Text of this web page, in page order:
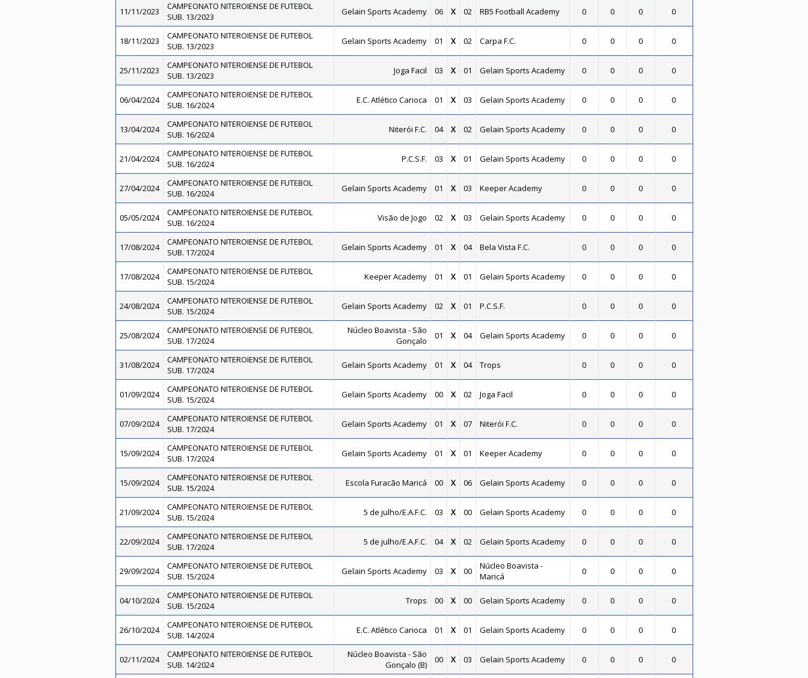
11/11/2023
CAMPEONATO NITEROIENSE DE FUTEBOL
SUB. 13/2023
Gelain Sports Academy 06 X 02 RB5 Football Academy 0 0 0 0
18/11/2023
CAMPEONATO NITEROIENSE DE FUTEBOL
SUB. 13/2023
Gelain Sports Academy 01 X 02 Carpa F.C. 0 0 0 0
25/11/2023
CAMPEONATO NITEROIENSE DE FUTEBOL
SUB. 13/2023
Joga Facil 03 X 01 Gelain Sports Academy 0 0 0 0
06/04/2024
CAMPEONATO NITEROIENSE DE FUTEBOL
SUB. 16/2024
E.C. Atlético Carioca 01 X 03 Gelain Sports Academy 0 0 0 0
13/04/2024
CAMPEONATO NITEROIENSE DE FUTEBOL
SUB. 16/2024
Niterói F.C. 04 X 02 Gelain Sports Academy 0 0 0 0
21/04/2024
CAMPEONATO NITEROIENSE DE FUTEBOL
SUB. 16/2024
P.C.S.F. 03 X 01 Gelain Sports Academy 0 0 0 0
27/04/2024
CAMPEONATO NITEROIENSE DE FUTEBOL
SUB. 16/2024
Gelain Sports Academy 01 X 03 Keeper Academy 0 0 0 0
05/05/2024
CAMPEONATO NITEROIENSE DE FUTEBOL
SUB. 16/2024
Visão de Jogo 02 X 03 Gelain Sports Academy 0 0 0 0
17/08/2024
CAMPEONATO NITEROIENSE DE FUTEBOL
SUB. 17/2024
Gelain Sports Academy 01 X 04 Bela Vista F.C. 0 0 0 0
17/08/2024
CAMPEONATO NITEROIENSE DE FUTEBOL
SUB. 15/2024
Keeper Academy 01 X 01 Gelain Sports Academy 0 0 0 0
24/08/2024
CAMPEONATO NITEROIENSE DE FUTEBOL
SUB. 15/2024
Gelain Sports Academy 02 X 01 P.C.S.F. 0 0 0 0
25/08/2024
CAMPEONATO NITEROIENSE DE FUTEBOL
SUB. 17/2024
Núcleo Boavista - São
Gonçalo
01 X 04 Gelain Sports Academy 0 0 0 0
31/08/2024
CAMPEONATO NITEROIENSE DE FUTEBOL
SUB. 17/2024
Gelain Sports Academy 01 X 04 Trops 0 0 0 0
01/09/2024
CAMPEONATO NITEROIENSE DE FUTEBOL
SUB. 15/2024
Gelain Sports Academy 00 X 02 Joga Facil 0 0 0 0
07/09/2024
CAMPEONATO NITEROIENSE DE FUTEBOL
SUB. 17/2024
Gelain Sports Academy 01 X 07 Niterói F.C. 0 0 0 0
15/09/2024
CAMPEONATO NITEROIENSE DE FUTEBOL
SUB. 17/2024
Gelain Sports Academy 01 X 01 Keeper Academy 0 0 0 0
15/09/2024
CAMPEONATO NITEROIENSE DE FUTEBOL
SUB. 15/2024
Escola Furacão Maricá 00 X 06 Gelain Sports Academy 0 0 0 0
21/09/2024
CAMPEONATO NITEROIENSE DE FUTEBOL
SUB. 15/2024
5 de julho/E.A.F.C. 03 X 00 Gelain Sports Academy 0 0 0 0
22/09/2024
CAMPEONATO NITEROIENSE DE FUTEBOL
SUB. 17/2024
5 de julho/E.A.F.C. 04 X 02 Gelain Sports Academy 0 0 0 0
29/09/2024
CAMPEONATO NITEROIENSE DE FUTEBOL
SUB. 15/2024
Gelain Sports Academy 03 X 00
Núcleo Boavista -
Maricá
0 0 0 0
04/10/2024
CAMPEONATO NITEROIENSE DE FUTEBOL
SUB. 15/2024
Trops 00 X 00 Gelain Sports Academy 0 0 0 0
26/10/2024
CAMPEONATO NITEROIENSE DE FUTEBOL
SUB. 14/2024
E.C. Atlético Carioca 01 X 01 Gelain Sports Academy 0 0 0 0
02/11/2024
CAMPEONATO NITEROIENSE DE FUTEBOL
SUB. 14/2024
Núcleo Boavista - São
Gonçalo (B)
00 X 03 Gelain Sports Academy 0 0 0 0